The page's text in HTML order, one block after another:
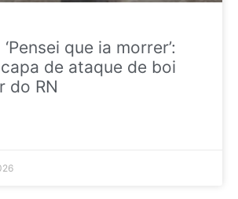
que ia morrer’:
de ataque de boi
do RN